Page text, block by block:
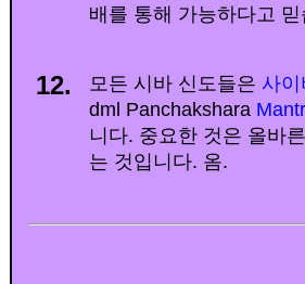
배를 통해 가능하다고
12. 모든 시바 신도들은 사
dml Panchakshara
니다. 중요한 것은 올바
는 것입니다. 옴.